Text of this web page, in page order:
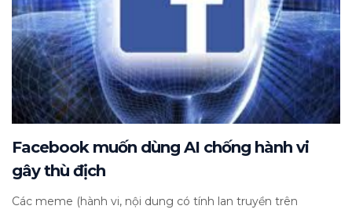
Facebook muốn dùng AI chống hành vi
gây thù địch
Các meme (hành vi, nội dung có tính lan truyền trên